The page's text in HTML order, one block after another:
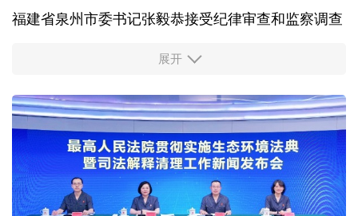
福建省泉州市委书记张毅恭接受纪律审查和监察调查
东航：国内客票提前14天免费退改
近346亿元 广东电网交出上半年投资建设亮眼答卷
31省份上半年外贸成绩单出炉 见证产业提质跃迁
比一张A4纸还要薄！我国高端钢材迎来密集突破
展开